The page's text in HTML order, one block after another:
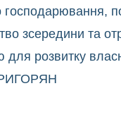
господарювання,
зсередини та
для розвитку